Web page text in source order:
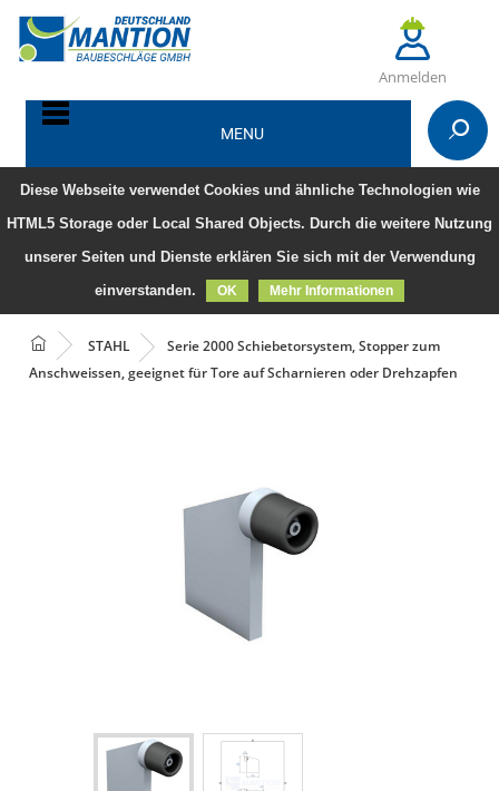
Diese Webseite verwendet Cookies und ähnliche Technologien wie
HTML5 Storage oder Local Shared Objects. Durch die weitere Nutzung
unserer Seiten und Dienste erklären Sie sich mit der Verwendung
einverstanden.
OK Mehr Informationen
Anmelden
MENU
STAHL
Serie 2000 Schiebetorsystem, Stopper zum
Anschweissen, geeignet für Tore auf Scharnieren oder Drehzapfen